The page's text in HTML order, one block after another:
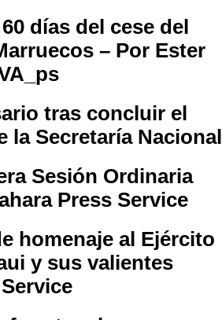
días del cese del
– Por Ester
tras concluir el
la Secretaría Nacional
Sesión Ordinaria
Press Service
homenaje al Ejército
y sus valientes